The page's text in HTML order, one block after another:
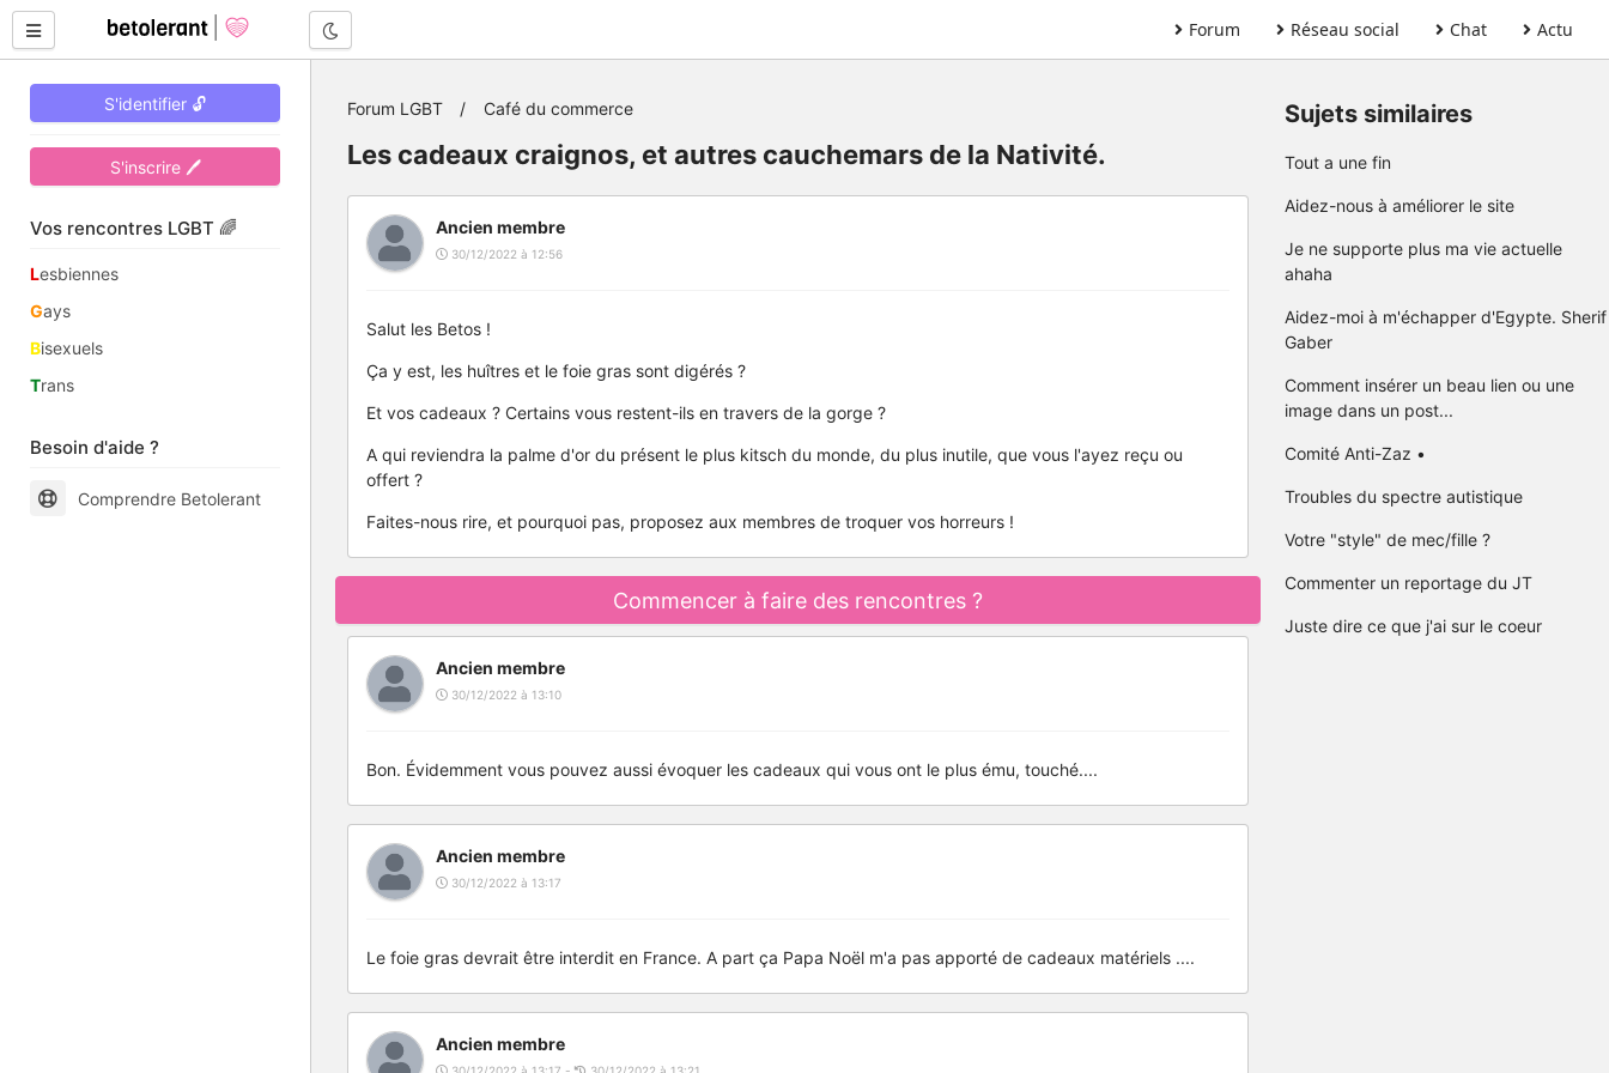
Forum Réseau social Chat Actu
S'identifier 🔓
S'inscrire 🖊
Vos rencontres LGBT 🌈
Lesbiennes
Gays
Bisexuels
Trans
Besoin d'aide ?
Comprendre Betolerant
Forum LGBT Café du commerce
Les cadeaux craignos, et autres cauchemars de la Nativité.
Ancien membre
30/12/2022 à 12:56
Salut les Betos !
Ça y est, les huîtres et le foie gras sont digérés ?
Et vos cadeaux ? Certains vous restent-ils en travers de la gorge ?
A qui reviendra la palme d'or du présent le plus kitsch du monde, du plus inutile, que vous l'ayez reçu ou
offert ?
Faites-nous rire, et pourquoi pas, proposez aux membres de troquer vos horreurs !
Commencer à faire des rencontres ?
Ancien membre
30/12/2022 à 13:10
Bon. Évidemment vous pouvez aussi évoquer les cadeaux qui vous ont le plus ému, touché....
Ancien membre
30/12/2022 à 13:17
Le foie gras devrait être interdit en France. A part ça Papa Noël m'a pas apporté de cadeaux matériels ....
Ancien membre
Sujets similaires
Tout a une fin
Aidez-nous à améliorer le site
Je ne supporte plus ma vie actuelle
ahaha
Aidez-moi à m'échapper d'Egypte. Sherif
Gaber
Comment insérer un beau lien ou une
image dans un post...
Comité Anti-Zaz •
Troubles du spectre autistique
Votre "style" de mec/fille ?
Commenter un reportage du JT
Juste dire ce que j'ai sur le coeur